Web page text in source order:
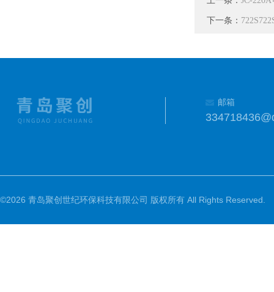
下一条：
邮箱
©2026 青岛聚创世纪环保科技有限公司 版权所有 All Rights Reserved.